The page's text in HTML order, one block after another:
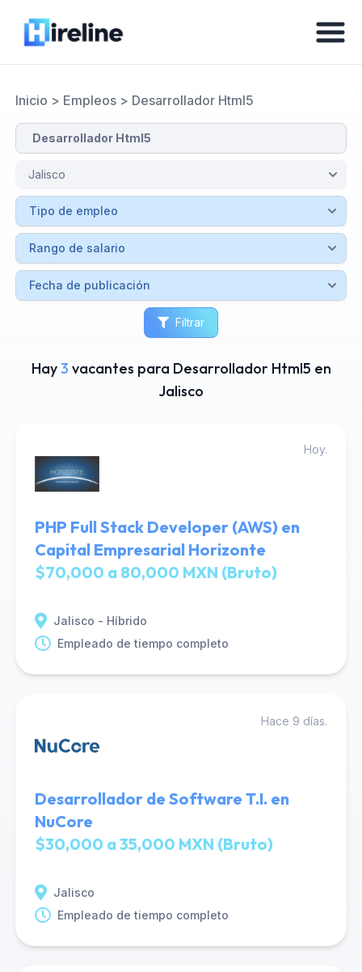
Inicio > Empleos> Desarrollador Html5
Filtrar
Hay3 vacantes para Desarrollador Html5 en
Jalisco
Hoy.
PHP Full Stack Developer (AWS) en
Capital Empresarial Horizonte
$70,000 a 80,000 MXN (Bruto)
Jalisco - Híbrido
Empleado de tiempo completo
Hace 9 días.
Desarrollador de Software T.I. en
NuCore
$30,000 a 35,000 MXN (Bruto)
Jalisco
Empleado de tiempo completo